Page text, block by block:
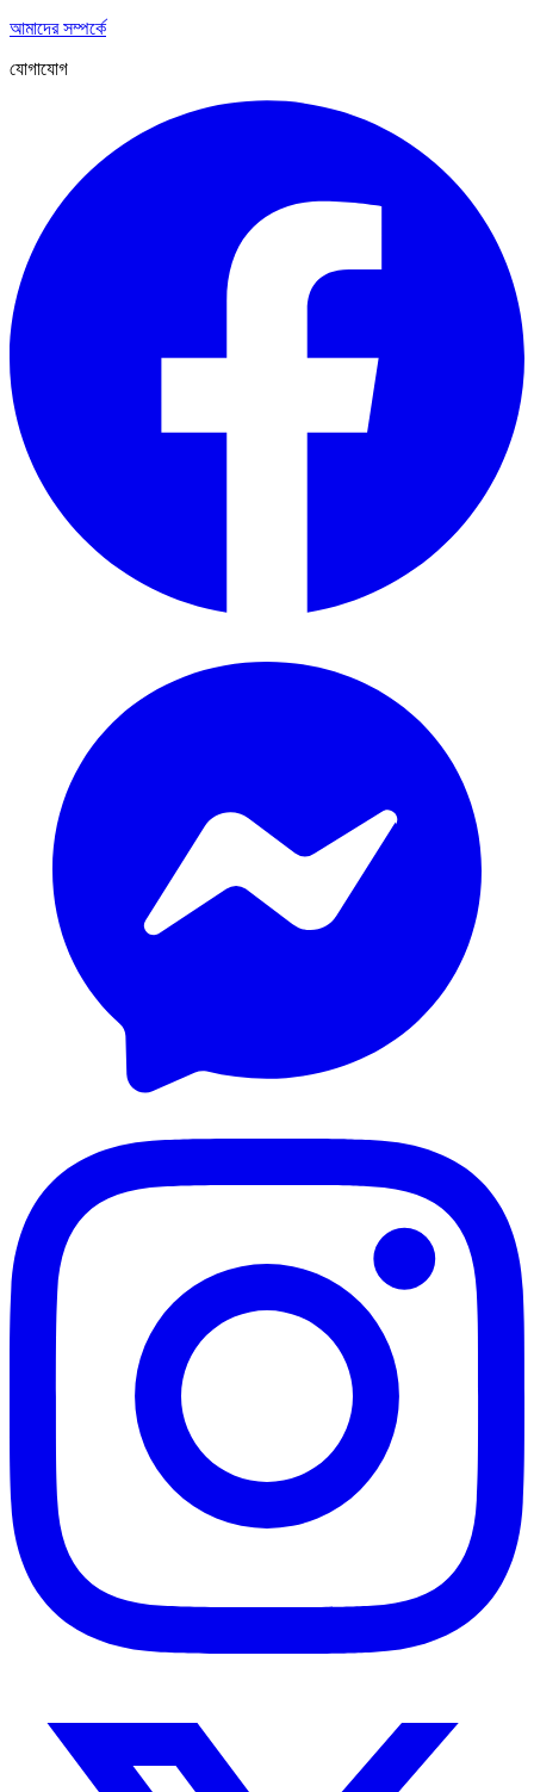
আমাদের সম্পর্কে
যোগাযোগ